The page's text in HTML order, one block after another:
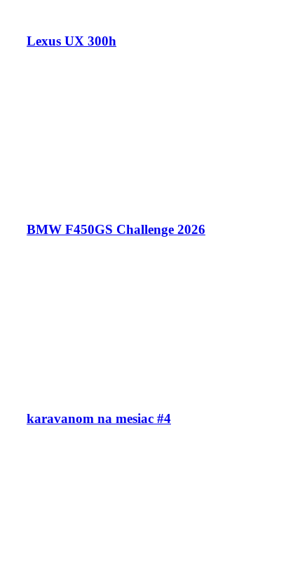
Lexus UX 300h
BMW F450GS Challenge 2026
karavanom na mesiac #4